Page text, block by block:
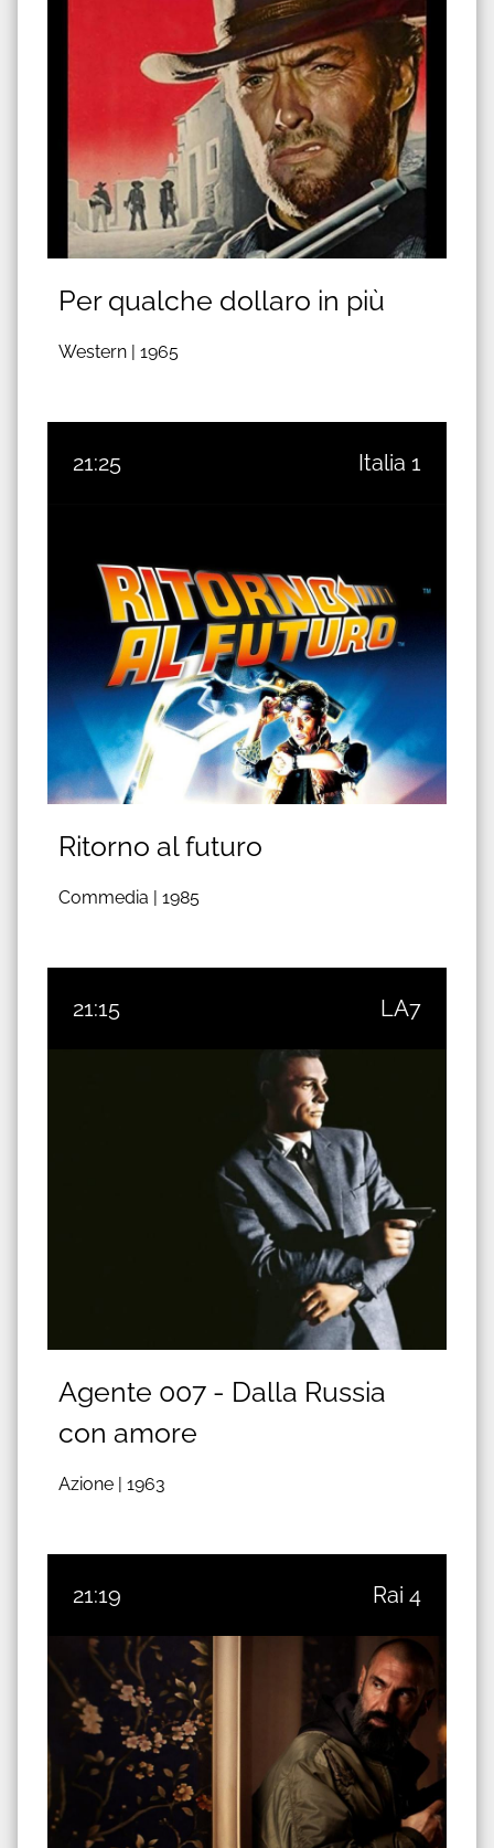
Per qualche dollaro in più
Western | 1965
21:25 Italia 1
Ritorno al futuro
Commedia | 1985
21:15 LA7
Agente 007 - Dalla Russia
con amore
Azione | 1963
21:19 Rai 4